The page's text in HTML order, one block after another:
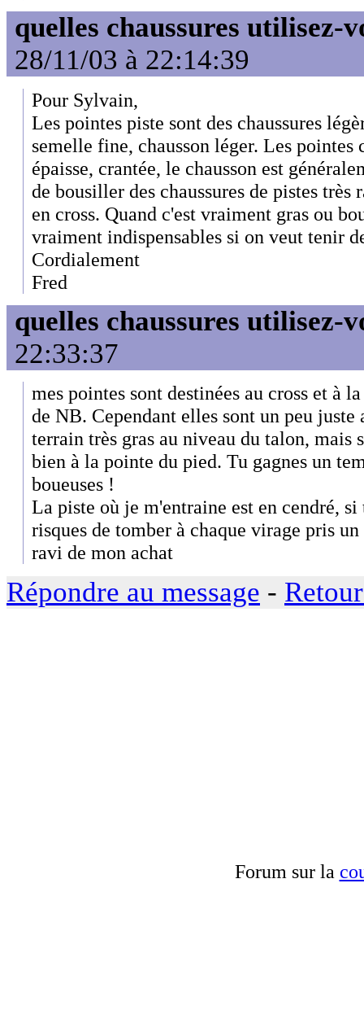
quelles chaussures utilisez-
28/11/03 à 22:14:39
Pour Sylvain,
Les pointes piste sont des chaussures
semelle fine, chausson léger. Les pointes
épaisse, crantée, le chausson est
de bousiller des chaussures de pistes
en cross. Quand c'est vraiment gras ou
vraiment indispensables si on veut tenir
Cordialement
Fred
quelles chaussures utilisez-
22:33:37
mes pointes sont destinées au cross et à
de NB. Cependant elles sont un peu juste
terrain très gras au niveau du talon, mais
bien à la pointe du pied. Tu gagnes un
boueuses !
La piste où je m'entraine est en cendré, si
risques de tomber à chaque virage pris
ravi de mon achat
Répondre au message -
Forum sur la